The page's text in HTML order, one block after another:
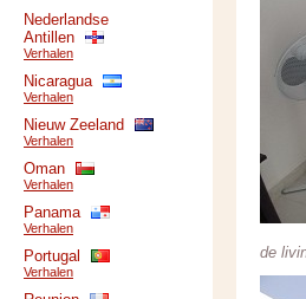
de
Nederlandse
Antillen
Verhalen
Nicaragua
Verhalen
Nieuw Zeeland
Verhalen
Oman
Verhalen
Panama
Verhalen
Portugal
Verhalen